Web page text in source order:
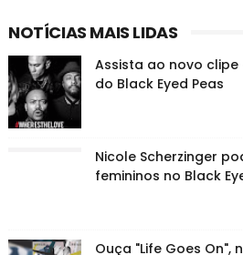
NOTÍCIAS MAIS LIDAS
Assista ao novo clipe
do Black Eyed Peas
Nicole Scherzinger
femininos no Black
Ouça "Life Goes On",